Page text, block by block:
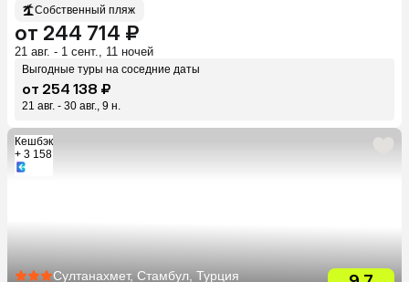
Собственный пляж
от 244 714 ₽
21 авг. - 1 сент., 11 ночей
Выгодные туры на соседние даты
от 254 138 ₽
21 авг. - 30 авг., 9 н.
Кешбэк
+ 3 158
Султанахмет, Стамбул, Турция